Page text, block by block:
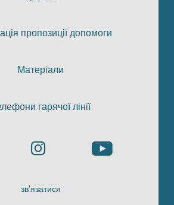
пропозиції допомоги
Матеріали
гарячої лінії
зв’язатися